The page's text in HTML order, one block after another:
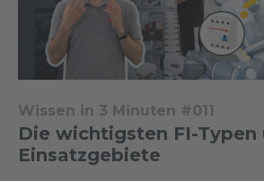
Wissen in 3 Minuten #011
Die wichtigsten FI-Typen
Einsatzgebiete